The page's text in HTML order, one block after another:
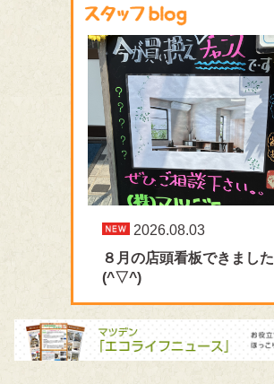
2026.08.03
８月の店頭看板できました
(^▽^)